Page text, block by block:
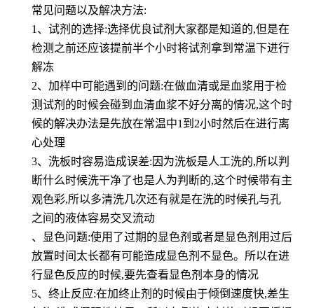
常见问题以及解决方法:
1、试剂的选择:选择优良试剂大家都是知道的,但是在
检测之前还应该提前半个小时将试剂拿到常温下进行
解冻
2、加样中可能遇到的问题:在做血清或是血浆用于检
测试剂的时候会碰到血清血浆不好分离的情况,这个时
候的解决办法是先放在常温中1到2小时然后在进行离
心处理
3、洗板时容易造成误差:因为洗板是人工洗的,所以判
断什么时候洗干净了也是人为判断的,这个时候带有主
观色彩,所以多清洗几次还有就是在洗的时候孔与孔
之间的液体容易交叉流动
、显色问题:使用了过期的显色剂或者是显色剂用过后
放置时间太长都有可能造成显色剂不显色。所以在进
行显色反应的时候,要先查看显色剂本身的情况
5、终止反应:在加终止剂的时候由于倾倒速度快,差生